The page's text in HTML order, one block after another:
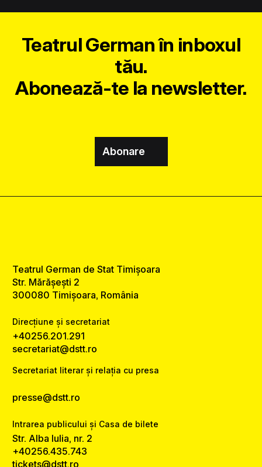
Teatrul German în inboxul
tău.
Abonează-te la newsletter.
Abonare
Teatrul German de Stat Timișoara
Str. Mărășești 2
300080 Timișoara, România
Direcțiune și secretariat
+40256.201.291
secretariat@dstt.ro
Secretariat literar și relația cu presa
presse@dstt.ro
Intrarea publicului și Casa de bilete
Str. Alba Iulia, nr. 2
+40256.435.743
tickets@dstt.ro